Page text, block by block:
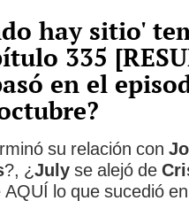
hay sitio'
335
en el
su relación con
?, ¿July se alejó de
lo que sucedió